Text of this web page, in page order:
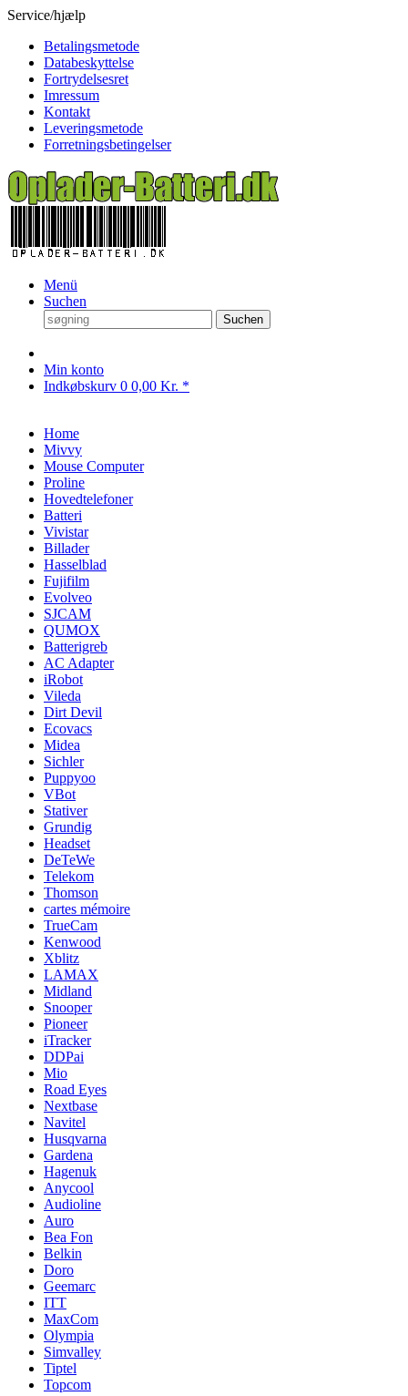
Service/hjælp
Betalingsmetode
Databeskyttelse
Fortrydelsesret
Imressum
Kontakt
Leveringsmetode
Forretningsbetingelser
Menü
Suchen
Suchen
Min konto
Indkøbskurv 0 0,00 Kr. *
Home
Mivvy
Mouse Computer
Proline
Hovedtelefoner
Batteri
Vivistar
Billader
Hasselblad
Fujifilm
Evolveo
SJCAM
QUMOX
Batterigreb
AC Adapter
iRobot
Vileda
Dirt Devil
Ecovacs
Midea
Sichler
Puppyoo
VBot
Stativer
Grundig
Headset
DeTeWe
Telekom
Thomson
cartes mémoire
TrueCam
Kenwood
Xblitz
LAMAX
Midland
Snooper
Pioneer
iTracker
DDPai
Mio
Road Eyes
Nextbase
Navitel
Husqvarna
Gardena
Hagenuk
Anycool
Audioline
Auro
Bea Fon
Belkin
Doro
Geemarc
ITT
MaxCom
Olympia
Simvalley
Tiptel
Topcom